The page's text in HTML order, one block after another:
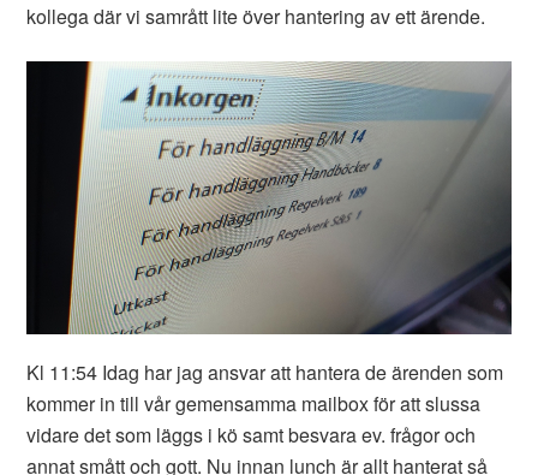
kollega där vi samrått lite över hantering av ett ärende.
Kl 11:54 Idag har jag ansvar att hantera de ärenden som
kommer in till vår gemensamma mailbox för att slussa
vidare det som läggs i kö samt besvara ev. frågor och
annat smått och gott. Nu innan lunch är allt hanterat så